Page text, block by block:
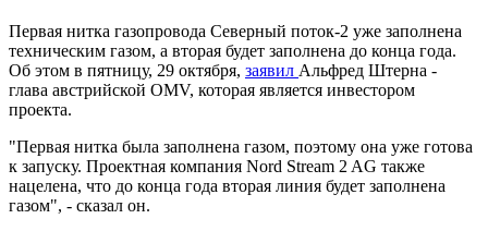
Первая нитка газопровода Северный поток-2 уже заполнена
техническим газом, а вторая будет заполнена до конца года.
Об этом в пятницу, 29 октября, заявил Альфред Штерна -
глава австрийской OMV, которая является инвестором
проекта.
"Первая нитка была заполнена газом, поэтому она уже готова
к запуску. Проектная компания Nord Stream 2 AG также
нацелена, что до конца года вторая линия будет заполнена
газом", - сказал он.